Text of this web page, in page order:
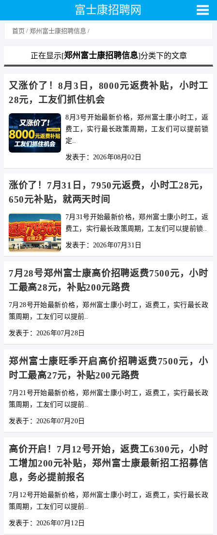
富士康招聘网
首页 郑州富士康招聘信息
正在显示[郑州富士康招聘信息]分类下的文章
又涨价了！8月3日，8000元返费补贴，小时工
28元，工友们抓住机会
8月3号开始最新价格，郑州富士康小时工，返
费工，实行最长政策周期，工友们可以提前锁
定..
发表于：2026年08月02日
涨价了！7月31日，7950元返费，小时工28元，
650元补贴，就两天时间
7月31号开始最新价格，郑州富士康小时工，返
费工，实行最长政策周期，工友们可以提前锁..
发表于：2026年07月31日
7月28号郑州富士康高价招聘返费7500元，小时
工最高28元，补贴200元路费
7月28号开始最新价格，郑州富士康小时工，返费工，实行最长政
策周期，工友们可以提前..
发表于：2026年07月28日
郑州富士康旺季开启高价招聘返费7500元，小
时工最高27元，补贴200元路费
7月21号开始最新价格，郑州富士康小时工，返费工，实行最长政
策周期，工友们可以提前..
发表于：2026年07月20日
高价开启！7月12号开始，返费工6300元，小时
工增加200元补贴，郑州富士康最新招工招募信
息，务必提前报名
7月12号开始最新价格，郑州富士康小时工，返费工，实行最长政
策周期，工友们可以提前..
发表于：2026年07月12日